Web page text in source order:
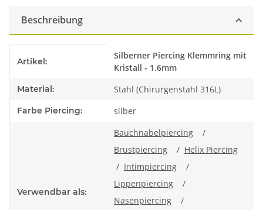
Beschreibung
Artikel:
Silberner Piercing Klemmring mit
Kristall - 1.6mm
Material: Stahl (Chirurgenstahl 316L)
Farbe Piercing: silber
Verwendbar als:
Bauchnabelpiercing
/
Brustpiercing
/ Helix Piercing
/ Intimpiercing
/
Lippenpiercing
/
Nasenpiercing
/